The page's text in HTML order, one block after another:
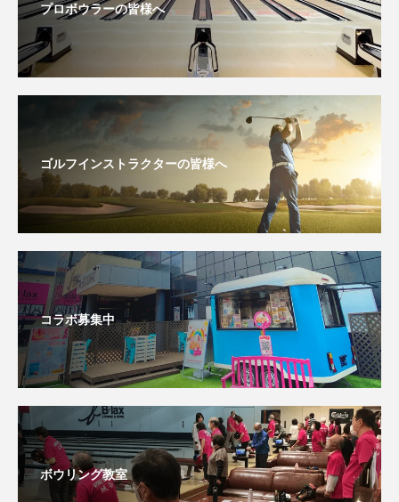
プロボウラーの皆様へ
ゴルフインストラクターの皆様へ
コラボ募集中
ボウリング教室